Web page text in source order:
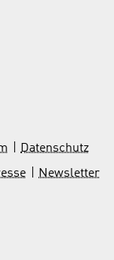
Datenschutz
Newsletter